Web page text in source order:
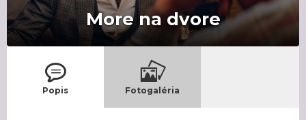
More na dvore
Popis Fotogaléria